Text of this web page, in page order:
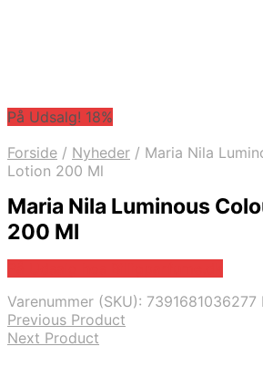
På Udsalg! 18%
Forside / Nyheder / Maria Nila
Lotion 200 Ml
Maria Nila Luminous
200 Ml
Varenummer (SKU): 7391681036277
Previous Product
Next Product